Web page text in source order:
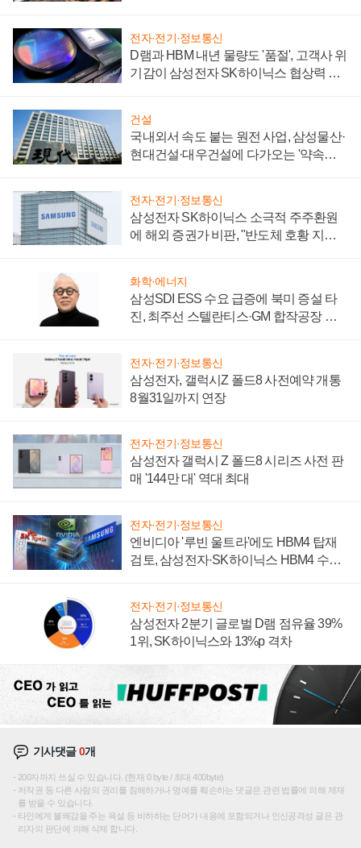
전자·전기·정보통신
D램과 HBM 내년 물량도 '품절', 고객사 위
기감이 삼성전자 SK하이닉스 협상력 더
건설
국내외서 속도 붙는 원전 사업, 삼성물산·
현대건설·대우건설에 다가오는 '약속의
전자·전기·정보통신
삼성전자 SK하이닉스 소극적 주주환원
에 해외 증권가 비판, "반도체 호황 지속
화학·에너지
삼성SDI ESS 수요 급증에 북미 증설 타
진, 최주선 스텔란티스·GM 합작공장 건
전자·전기·정보통신
삼성전자, 갤럭시Z 폴드8 사전예약 개통
8월31일까지 연장
전자·전기·정보통신
삼성전자 갤럭시 Z 폴드8 시리즈 사전 판
매 '144만 대' 역대 최대
전자·전기·정보통신
엔비디아 '루빈 울트라'에도 HBM4 탑재
검토, 삼성전자·SK하이닉스 HBM4 수율
전자·전기·정보통신
삼성전자 2분기 글로벌 D램 점유율 39%
1위, SK하이닉스와 13%p 격차
기사댓글0개
200자까지 쓰실 수 있습니다. (현재 0 byte / 최대 400byte)
저작권 등 다른 사람의 권리를 침해하거나 명예를 훼손하는 댓글은 관련 법률에 의해 제재
를 받을 수 있습니다.
타인에게 불쾌감을 주는 욕설 등 비하하는 단어가 내용에 포함되거나 인신공격성 글은 관
리자의 판단에 의해 삭제 합니다.